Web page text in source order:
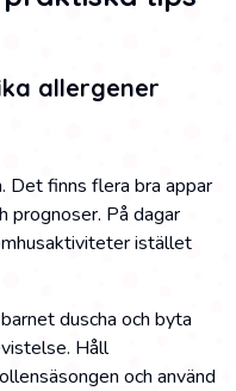
allergener
Det finns flera bra appar
prognoser. På dagar
istället
duscha och byta
Håll
och använd